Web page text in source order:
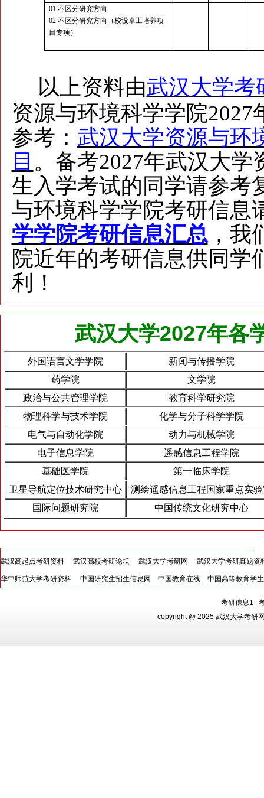
01 不区分研究方向
02 不区分研究方向（校设卓工培养项
目专项）
以上资料由武汉大学考
资源与环境科学学院
参考： 武汉大学资源与环
目 。备考2027年武汉大
生入学考试的同学请参考
与环境科学学院考研信息
学学院考研信息汇总，我
院近年的考研信息供同学
利！
武汉大学2027年各
外国语言文学学院
新闻与传播学院
药学院
文学院
政治与公共管理学院
教育科学研究院
物理科学与技术学院
化学与分子科学学院
电气与自动化学院
动力与机械学院
电子信息学院
遥感信息工程学院
基础医学院
第一临床学院
卫星导航定位技术研究中心
测绘遥感信息工程国家重点实
国际问题研究院
中国传统文化研究中心
武汉高起点考研资料 武汉高校考研论坛 武汉大学考研网 武汉大学考研真题资
华中师范大学考研资料 中国研究生招生信息网 中国教育在线 中国高等教育学
考研信息1
copyright @ 2025 武汉大学考研